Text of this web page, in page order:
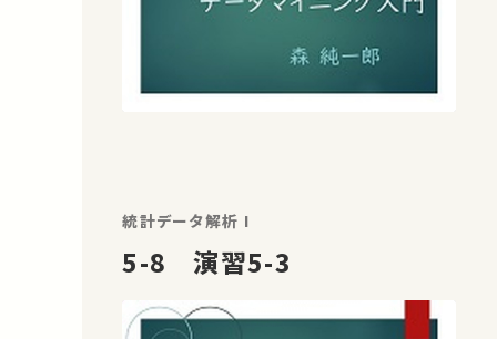
統計データ解析 I
5-8 演習5-3